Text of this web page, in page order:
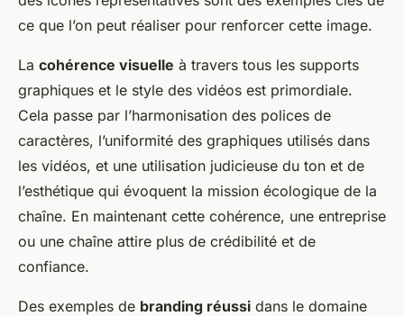
ce que l’on peut réaliser pour renforcer cette image.
La cohérence visuelle à travers tous les supports
graphiques et le style des vidéos est primordiale.
Cela passe par l’harmonisation des polices de
caractères, l’uniformité des graphiques utilisés dans
les vidéos, et une utilisation judicieuse du ton et de
l’esthétique qui évoquent la mission écologique de la
chaîne. En maintenant cette cohérence, une entreprise
ou une chaîne attire plus de crédibilité et de
confiance.
Des exemples de branding réussi dans le domaine